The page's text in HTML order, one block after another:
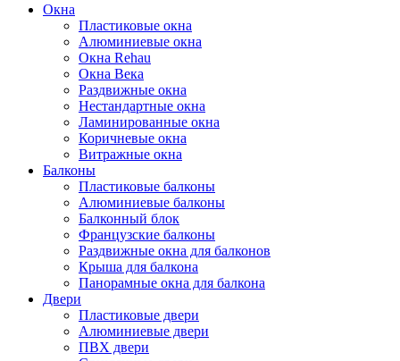
Окна
Пластиковые окна
Алюминиевые окна
Окна Rehau
Окна Века
Раздвижные окна
Нестандартные окна
Ламинированные окна
Коричневые окна
Витражные окна
Балконы
Пластиковые балконы
Алюминиевые балконы
Балконный блок
Французские балконы
Раздвижные окна для балконов
Крыша для балкона
Панорамные окна для балкона
Двери
Пластиковые двери
Алюминиевые двери
ПВХ двери